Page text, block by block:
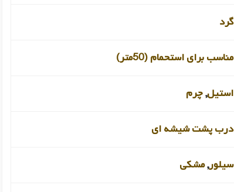
گرد
مناسب برای استحمام (50متر)
استیل,چرم
درب پشت شیشه ای
سیلور,مشکی